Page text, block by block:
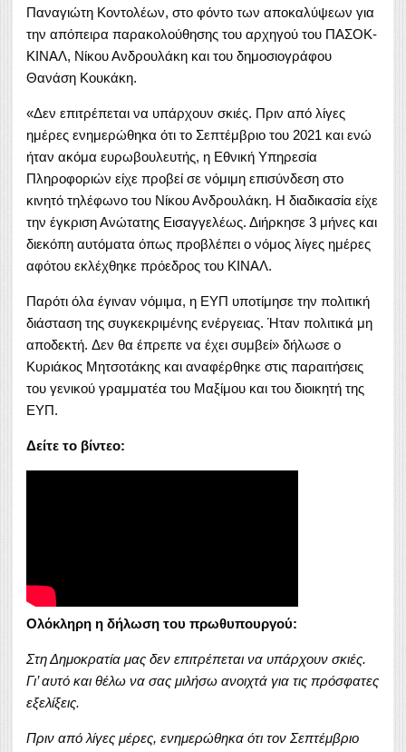
Παναγιώτη Κοντολέων, στο φόντο των αποκαλύψεων για
την απόπειρα παρακολούθησης του αρχηγού του ΠΑΣΟΚ-
ΚΙΝΑΛ, Νίκου Ανδρουλάκη και του δημοσιογράφου
Θανάση Κουκάκη.
«Δεν επιτρέπεται να υπάρχουν σκιές. Πριν από λίγες
ημέρες ενημερώθηκα ότι το Σεπτέμβριο του 2021 και ενώ
ήταν ακόμα ευρωβουλευτής, η Εθνική Υπηρεσία
Πληροφοριών είχε προβεί σε νόμιμη επισύνδεση στο
κινητό τηλέφωνο του Νίκου Ανδρουλάκη. Η διαδικασία είχε
την έγκριση Ανώτατης Εισαγγελέως. Διήρκησε 3 μήνες και
διεκόπη αυτόματα όπως προβλέπει ο νόμος λίγες ημέρες
αφότου εκλέχθηκε πρόεδρος του ΚΙΝΑΛ.
Παρότι όλα έγιναν νόμιμα, η ΕΥΠ υποτίμησε την πολιτική
διάσταση της συγκεκριμένης ενέργειας. Ήταν πολιτικά μη
αποδεκτή. Δεν θα έπρεπε να έχει συμβεί» δήλωσε ο
Κυριάκος Μητσοτάκης και αναφέρθηκε στις παραιτήσεις
του γενικού γραμματέα του Μαξίμου και του διοικητή της
ΕΥΠ.
Δείτε το βίντεο:
Ολόκληρη η δήλωση του πρωθυπουργού:
Στη Δημοκρατία μας δεν επιτρέπεται να υπάρχουν σκιές.
Γι’ αυτό και θέλω να σας μιλήσω ανοιχτά για τις πρόσφατες
εξελίξεις.
Πριν από λίγες μέρες, ενημερώθηκα ότι τον Σεπτέμβριο